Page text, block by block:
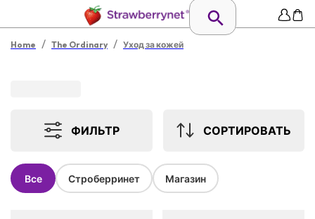
Home / The Ordinary / Уход за кожей
ФИЛЬТР СОРТИРОВАТЬ
Все Строберринет Магазин